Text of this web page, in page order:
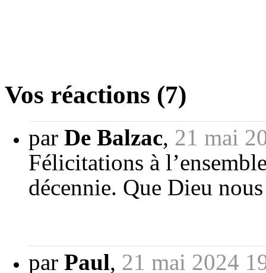
Vos réactions (7)
par De Balzac, 21 mai
Félicitations à
décennie. Que Dieu
par Paul, 21 mai 2024